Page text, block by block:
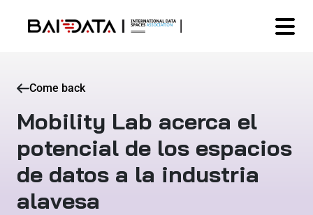
Come back
Mobility Lab acerca el
potencial de los espacios
de datos a la industria
alavesa